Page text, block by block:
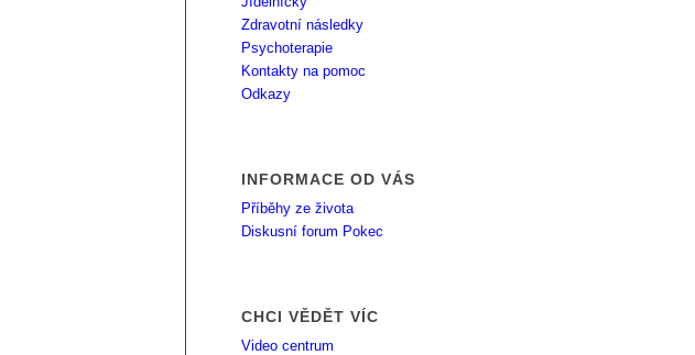
Zdravotní následky
Psychoterapie
Kontakty na pomoc
Odkazy
INFORMACE OD VÁS
Příběhy ze života
Diskusní forum Pokec
CHCI VĚDĚT VÍC
Video centrum